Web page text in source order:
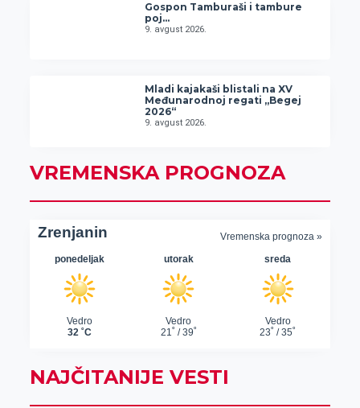
Gospon Tamburaši i tambure
poj…
9. avgust 2026.
Mladi kajakaši blistali na XV
Međunarodnoj regati „Begej
2026“
9. avgust 2026.
VREMENSKA PROGNOZA
NAJČITANIJE VESTI